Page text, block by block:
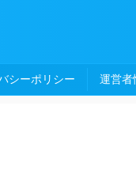
シーポリシー 運営者